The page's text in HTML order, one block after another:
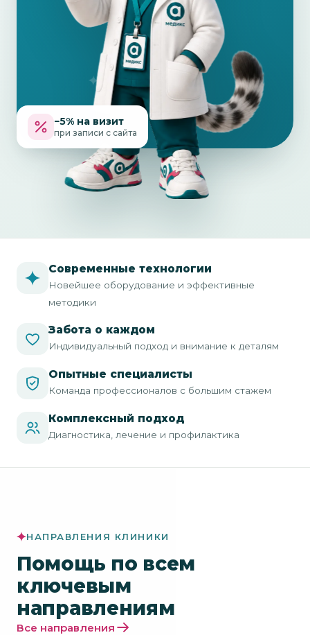
−5% на визит
при записи с сайта
Современные технологии
Новейшее оборудование и эффективные
методики
Забота о каждом
Индивидуальный подход и внимание к деталям
Опытные специалисты
Команда профессионалов с большим стажем
Комплексный подход
Диагностика, лечение и профилактика
НАПРАВЛЕНИЯ КЛИНИКИ
Помощь по всем
ключевым
направлениям
Все направления